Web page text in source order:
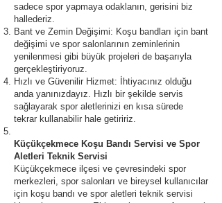
sadece spor yapmaya odaklanın, gerisini biz
hallederiz.
Bant ve Zemin Değişimi: Koşu bandları için bant
değişimi ve spor salonlarının zeminlerinin
yenilenmesi gibi büyük projeleri de başarıyla
gerçekleştiriyoruz.
Hızlı ve Güvenilir Hizmet: İhtiyacınız olduğu
anda yanınızdayız. Hızlı bir şekilde servis
sağlayarak spor aletlerinizi en kısa sürede
tekrar kullanabilir hale getiririz.
Küçükçekmece Koşu Bandı Servisi ve Spor
Aletleri Teknik Servisi
Küçükçekmece ilçesi ve çevresindeki spor
merkezleri, spor salonları ve bireysel kullanıcılar
için koşu bandı ve spor aletleri teknik servisi